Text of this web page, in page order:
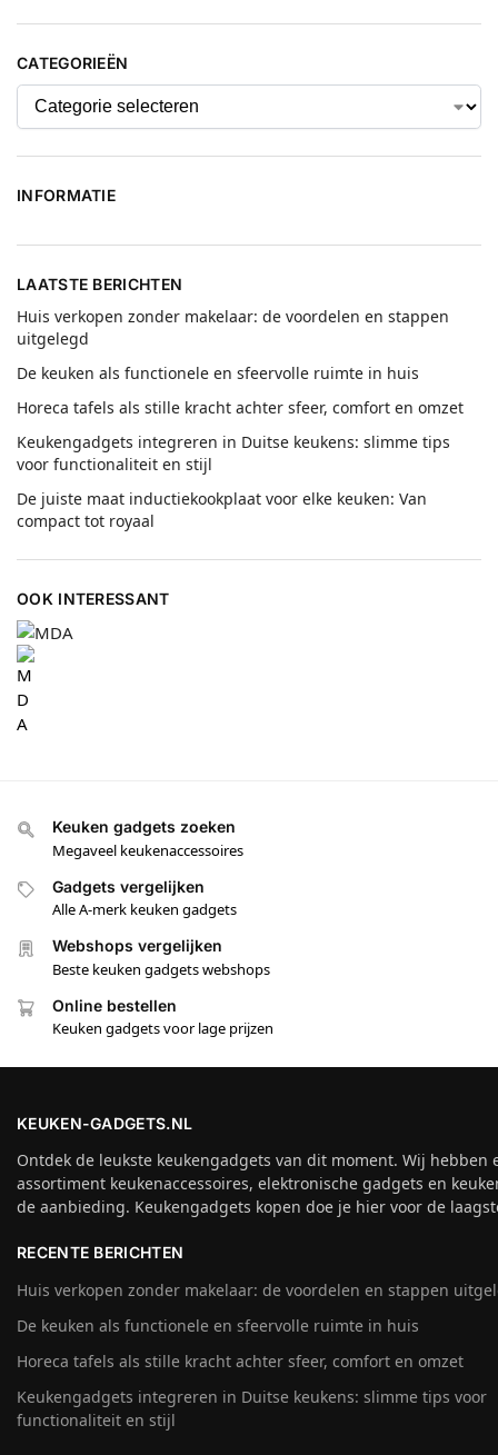
CATEGORIEËN
INFORMATIE
LAATSTE BERICHTEN
Huis verkopen zonder makelaar: de voordelen en stappen
uitgelegd
De keuken als functionele en sfeervolle ruimte in huis
Horeca tafels als stille kracht achter sfeer, comfort en omzet
Keukengadgets integreren in Duitse keukens: slimme tips
voor functionaliteit en stijl
De juiste maat inductiekookplaat voor elke keuken: Van
compact tot royaal
OOK INTERESSANT
Keuken gadgets zoeken
Megaveel keukenaccessoires
Gadgets vergelijken
Alle A-merk keuken gadgets
Webshops vergelijken
Beste keuken gadgets webshops
Online bestellen
Keuken gadgets voor lage prijzen
KEUKEN-GADGETS.NL
Ontdek de leukste keukengadgets van dit moment. Wij hebben
assortiment keukenaccessoires, elektronische gadgets en
de aanbieding. Keukengadgets kopen doe je hier voor de
RECENTE BERICHTEN
Huis verkopen zonder makelaar: de voordelen en stappen
De keuken als functionele en sfeervolle ruimte in huis
Horeca tafels als stille kracht achter sfeer, comfort en omzet
Keukengadgets integreren in Duitse keukens: slimme tips voor
functionaliteit en stijl